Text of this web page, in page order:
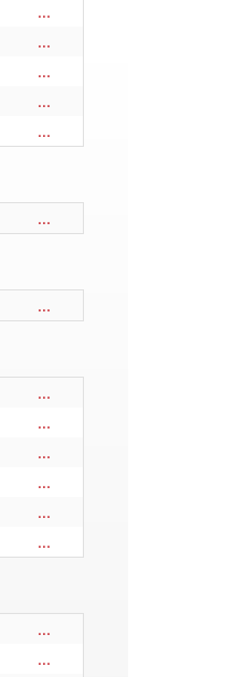
...
...
...
...
...
...
...
...
...
...
...
...
...
...
...